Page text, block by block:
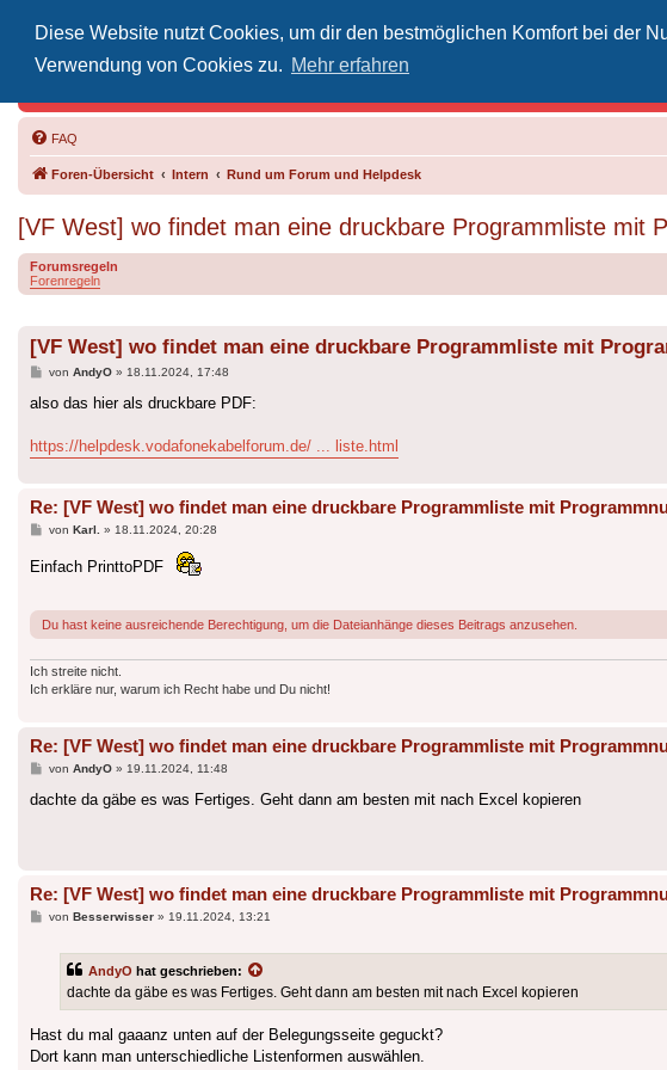
Diese Website nutzt Cookies, um dir den bestmöglichen Komfort bei der
Verwendung von Cookies zu. Mehr erfahren
FAQ
Foren-Übersicht Intern Rund um Forum und Helpdesk
[VF West] wo findet man eine druckbare Programmliste mit
Forumsregeln
Forenregeln
[VF West] wo findet man eine druckbare Programmliste mit
Beitrag
von AndyO» 18.11.2024, 17:48
also das hier als druckbare PDF:
https://helpdesk.vodafonekabelforum.de/ ... liste.html
Re: [VF West] wo findet man eine druckbare Programmliste mit
Beitrag
von Karl. » 18.11.2024, 20:28
Einfach PrinttoPDF
Du hast keine ausreichende Berechtigung, um die Dateianhänge dieses Beitrags anzusehen.
Ich streite nicht.
Ich erkläre nur, warum ich Recht habe und Du nicht!
Re: [VF West] wo findet man eine druckbare Programmliste mit
Beitrag
von AndyO» 19.11.2024, 11:48
dachte da gäbe es was Fertiges. Geht dann am besten mit nach Excel kopieren
Re: [VF West] wo findet man eine druckbare Programmliste mit
Beitrag
von Besserwisser» 19.11.2024, 13:21
AndyO hat geschrieben:
dachte da gäbe es was Fertiges. Geht dann am besten mit nach Excel kopieren
Hast du mal gaaanz unten auf der Belegungsseite geguckt?
Dort kann man unterschiedliche Listenformen auswählen.